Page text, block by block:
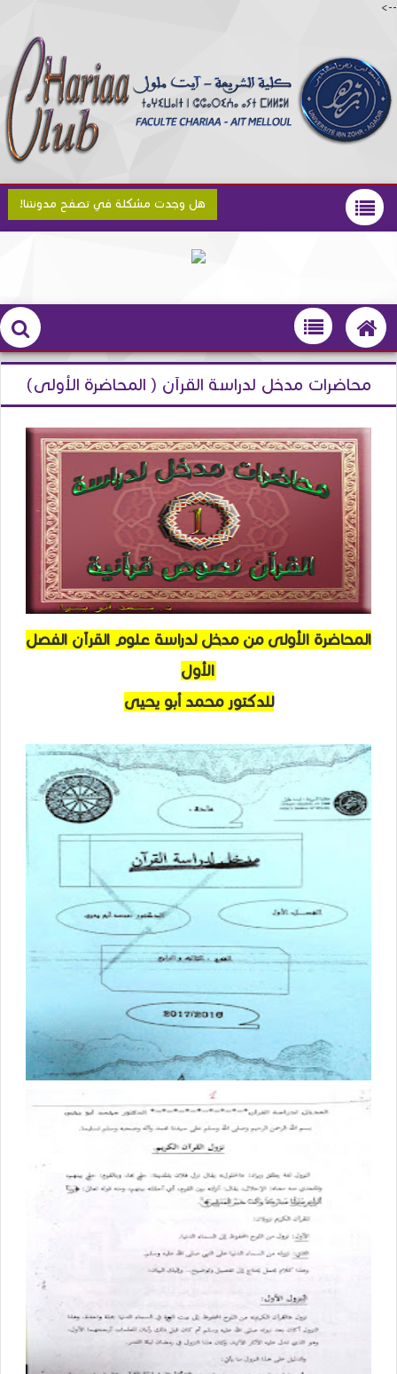
-->
هل وجدت مشكلة في تصفح مدونتنا!
محاضرات مدخل لدراسة القرآن ( المحاضرة الأولى)
المحاضرة الأولى من مدخل لدراسة علوم القرآن الفصل
للدكتور محمد أبو يحيى